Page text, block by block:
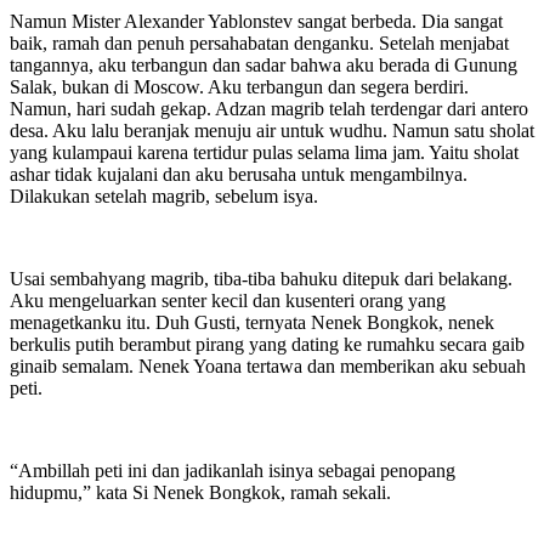
Namun Mister Alexander Yablonstev sangat berbeda. Dia sangat
baik, ramah dan penuh persahabatan denganku. Setelah menjabat
tangannya, aku terbangun dan sadar bahwa aku berada di Gunung
Salak, bukan di Moscow. Aku terbangun dan segera berdiri.
Namun, hari sudah gekap. Adzan magrib telah terdengar dari antero
desa. Aku lalu beranjak menuju air untuk wudhu. Namun satu sholat
yang kulampaui karena tertidur pulas selama lima jam. Yaitu sholat
ashar tidak kujalani dan aku berusaha untuk mengambilnya.
Dilakukan setelah magrib, sebelum isya.
Usai sembahyang magrib, tiba-tiba bahuku ditepuk dari belakang.
Aku mengeluarkan senter kecil dan kusenteri orang yang
menagetkanku itu. Duh Gusti, ternyata Nenek Bongkok, nenek
berkulis putih berambut pirang yang dating ke rumahku secara gaib
ginaib semalam. Nenek Yoana tertawa dan memberikan aku sebuah
peti.
“Ambillah peti ini dan jadikanlah isinya sebagai penopang
hidupmu,” kata Si Nenek Bongkok, ramah sekali.